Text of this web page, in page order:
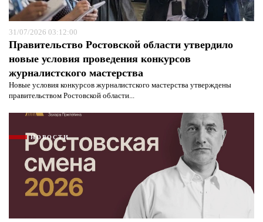
31/07/2026 03:12:00
Правительство Ростовской области утвердило
новые условия проведения конкурсов
журналистского мастерства
Новые условия конкурсов журналистского мастерства утверждены
правительством Ростовской области...
НОВОСТИ